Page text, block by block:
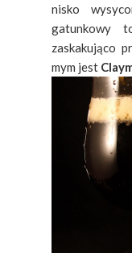
nisko
gatunkowy
zaskakująco
mym jest